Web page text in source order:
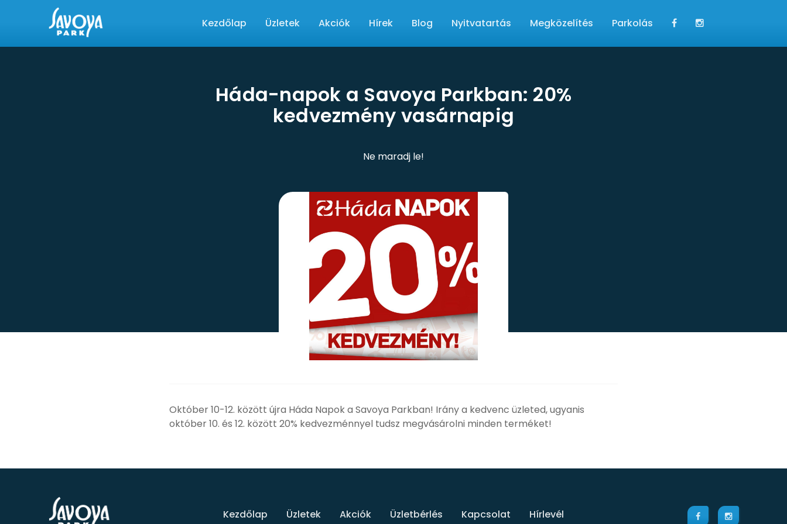
Kezdőlap Üzletek Akciók Hírek Blog Nyitvatartás Megközelítés Parkolás
Háda-napok a Savoya Parkban: 20%
kedvezmény vasárnapig
Ne maradj le!
Október 10-12. között újra Háda Napok a Savoya Parkban! Irány a kedvenc üzleted, ugyanis
október 10. és 12. között 20% kedvezménnyel tudsz megvásárolni minden terméket!
Kezdőlap Üzletek Akciók Üzletbérlés Kapcsolat Hírlevél